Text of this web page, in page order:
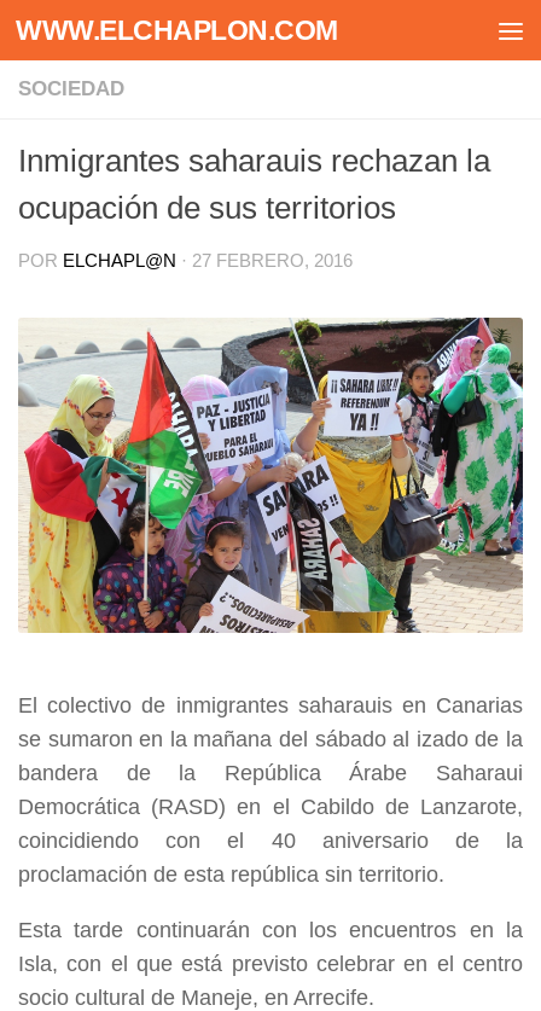
Saltar al contenido
WWW.ELCHAPLON.COM
SOCIEDAD
Inmigrantes saharauis rechazan la
ocupación de sus territorios
POR ELCHAPL@N · 27 FEBRERO, 2016
El colectivo de inmigrantes saharauis en Canarias
se sumaron en la mañana del sábado al izado de la
bandera de la República Árabe Saharaui
Democrática (RASD) en el Cabildo de Lanzarote,
coincidiendo con el 40 aniversario de la
proclamación de esta república sin territorio.
Esta tarde continuarán con los encuentros en la
Isla, con el que está previsto celebrar en el centro
socio cultural de Maneje, en Arrecife.